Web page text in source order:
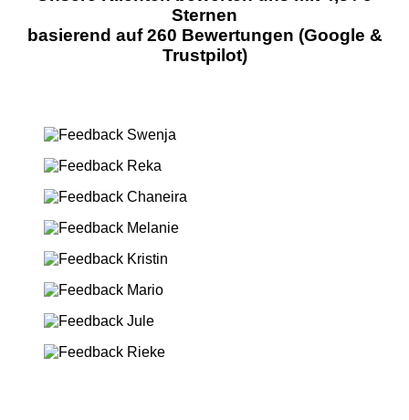
Sternen
basierend auf 260 Bewertungen (Google &
Trustpilot)